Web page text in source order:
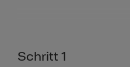
Schritt 1